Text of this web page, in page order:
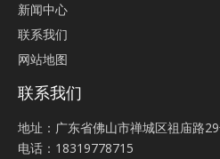
新闻中心
联系我们
网站地图
联系我们
地址：广东省佛山市禅城区祖庙路
电话：18319778715